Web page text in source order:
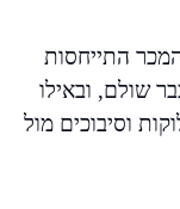
התייחסות
שולם, ובאילו
וסיבוכים מול